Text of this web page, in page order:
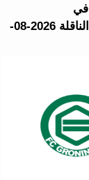
موعد مباراة Cruzeiro EC ضد Mirassol FC في
Campeonato Brasileiro Série A والقنوات الناقلة 2026-08-